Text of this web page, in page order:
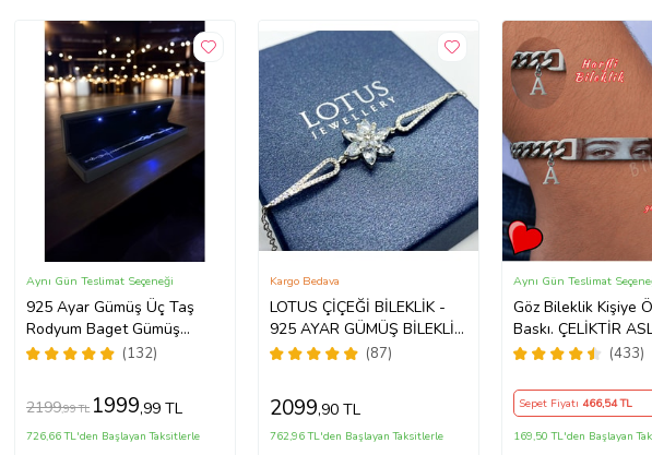
925 Ayar Gümüş Üç Taş
Rodyum Baget Gümüş
Bileklik(IŞIKLI KUTULU)
(132)
Aynı Gün Teslimat Seçeneği
2199,99 TL 1999,99 TL
726,66 TL'den Başlayan Taksitlerle
LOTUS ÇİÇEĞİ BİLEKLİK -
925 AYAR GÜMÜŞ BİLEKLİK
(Beyaz)
(87)
Kargo Bedava
2099,90 TL
762,96 TL'den Başlayan Taksitlerle
Göz Bileklik Kişiye
Baskı. ÇELİKTİR
PASLANMAZ (433)
Aynı Gün Teslimat
Sepet Fiyatı 466,54 TL
169,50 TL'den Başlayan